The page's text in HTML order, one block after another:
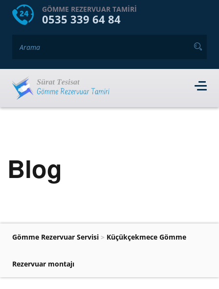
HOME HAKKIMIZDA
GÖMME REZERVUAR TAMIRI
0535 339 64 84
Blog
Gömme Rezervuar Servisi > Küçükçekmece Gömme
Rezervuar montajı